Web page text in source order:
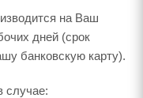
на Ваш
дней (срок
банковскую карту).
случае: